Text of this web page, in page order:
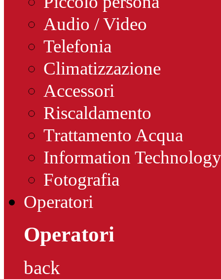
Audio / Video
Telefonia
Climatizzazione
Accessori
Riscaldamento
Trattamento Acqua
Information Technology
Fotografia
Operatori
Operatori
back